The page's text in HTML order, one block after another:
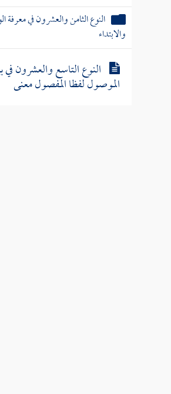
النوع الثامن والعشرون في معرفة
والابتداء
النوع التاسع والعشرون في
الموصول لفظا المفصول معنى